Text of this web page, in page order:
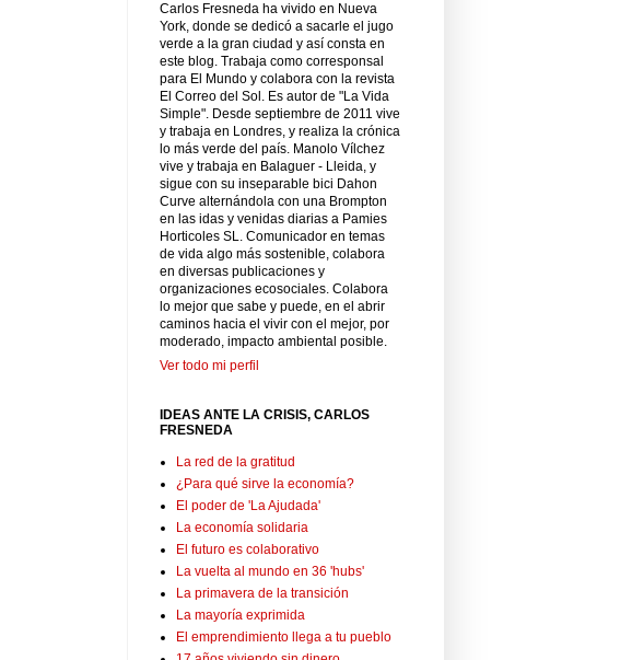
Carlos Fresneda ha vivido en Nueva
York, donde se dedicó a sacarle el jugo
verde a la gran ciudad y así consta en
este blog. Trabaja como corresponsal
para El Mundo y colabora con la revista
El Correo del Sol. Es autor de "La Vida
Simple". Desde septiembre de 2011 vive
y trabaja en Londres, y realiza la crónica
lo más verde del país. Manolo Vílchez
vive y trabaja en Balaguer - Lleida, y
sigue con su inseparable bici Dahon
Curve alternándola con una Brompton
en las idas y venidas diarias a Pamies
Horticoles SL. Comunicador en temas
de vida algo más sostenible, colabora
en diversas publicaciones y
organizaciones ecosociales. Colabora
lo mejor que sabe y puede, en el abrir
caminos hacia el vivir con el mejor, por
moderado, impacto ambiental posible.
Ver todo mi perfil
IDEAS ANTE LA CRISIS, CARLOS
FRESNEDA
La red de la gratitud
¿Para qué sirve la economía?
El poder de 'La Ajudada'
La economía solidaria
El futuro es colaborativo
La vuelta al mundo en 36 'hubs'
La primavera de la transición
La mayoría exprimida
El emprendimiento llega a tu pueblo